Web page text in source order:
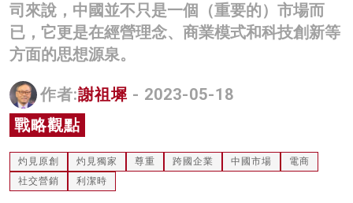
科技
影片
名家榜
灼見活動
司來說，中國並不只是一個（重要的）市場而
已，它更是在經營理念、商業模式和科技創新等
方面的思想源泉。
作者:謝祖墀 - 2023-05-18
戰略觀點
灼見原創 灼見獨家 尊重 跨國企業 中國市場
電商
社交營銷
利潔時